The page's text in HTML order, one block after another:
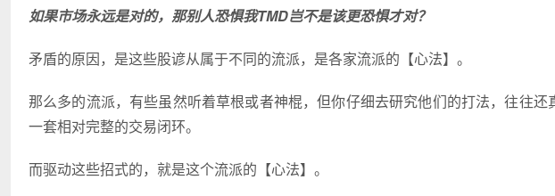
如果市场永远是对的，那别人恐惧我TMD岂不是该更恐惧才对？
矛盾的原因，是这些股谚从属于不同的流派，是各家流派的【心法】。
那么多的流派，有些虽然听着草根或者神棍，但你仔细去研究他们的打法，往往
一套相对完整的交易闭环。
而驱动这些招式的，就是这个流派的【心法】。